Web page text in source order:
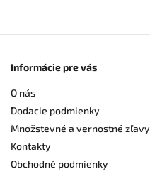
Informácie pre vás
O nás
Dodacie podmienky
Množstevné a vernostné zľavy
Kontakty
Obchodné podmienky